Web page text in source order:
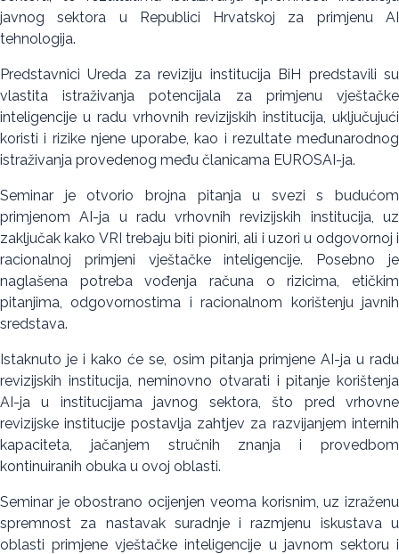
javnog sektora u Republici Hrvatskoj za primjenu AI
tehnologija.
Predstavnici Ureda za reviziju institucija BiH predstavili su
vlastita istraživanja potencijala za primjenu vještačke
inteligencije u radu vrhovnih revizijskih institucija, uključujući
koristi i rizike njene uporabe, kao i rezultate međunarodnog
istraživanja provedenog među članicama EUROSAI-ja.
Seminar je otvorio brojna pitanja u svezi s budućom
primjenom AI-ja u radu vrhovnih revizijskih institucija, uz
zaključak kako VRI trebaju biti pioniri, ali i uzori u odgovornoj i
racionalnoj primjeni vještačke inteligencije. Posebno je
naglašena potreba vođenja računa o rizicima, etičkim
pitanjima, odgovornostima i racionalnom korištenju javnih
sredstava.
Istaknuto je i kako će se, osim pitanja primjene AI-ja u radu
revizijskih institucija, neminovno otvarati i pitanje korištenja
AI-ja u institucijama javnog sektora, što pred vrhovne
revizijske institucije postavlja zahtjev za razvijanjem internih
kapaciteta, jačanjem stručnih znanja i provedbom
kontinuiranih obuka u ovoj oblasti.
Seminar je obostrano ocijenjen veoma korisnim, uz izraženu
spremnost za nastavak suradnje i razmjenu iskustava u
oblasti primjene vještačke inteligencije u javnom sektoru i